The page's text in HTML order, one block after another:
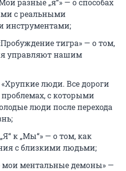
разные „я“» — о способах
с реальными
инструментами;
тигра» — о том,
управляют нашим
люди. Все дороги
проблемах, с которыми
люди после перехода
к „Мы“» — о том, как
с близкими людьми;
мои ментальные демоны» —